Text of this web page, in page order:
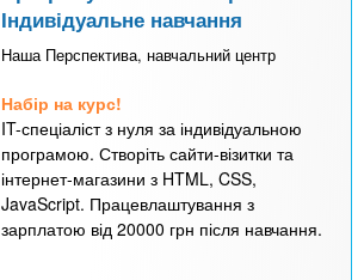
Індивідуальне навчання
Наша Перспектива, навчальний центр
Набір на курс!
IT-спеціаліст з нуля за індивідуальною
програмою. Створіть сайти-візитки та
інтернет-магазини з HTML, CSS,
JavaScript. Працевлаштування з
зарплатою від 20000 грн після навчання.